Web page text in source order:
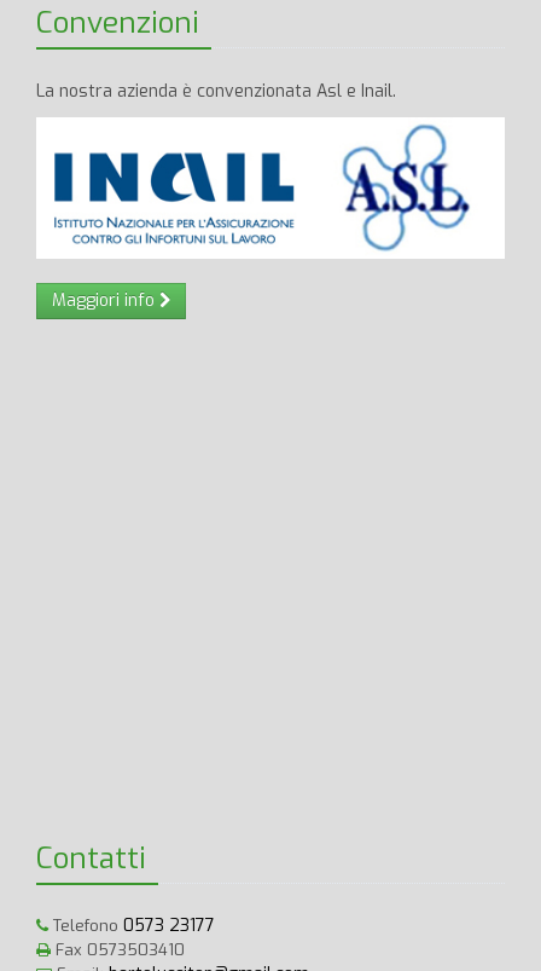
Convenzioni
La nostra azienda è convenzionata Asl e Inail.
Maggiori info
Contatti
Telefono 0573 23177
Fax 0573503410